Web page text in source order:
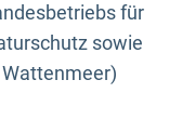
für
sowie